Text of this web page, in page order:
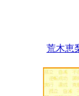
荒木恵